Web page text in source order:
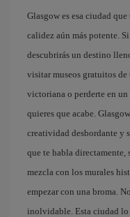
Glasgow es esa ciudad
calidez aún más potente.
descubrirás un destino
visitar museos gratuitos
victoriana o perderte en
quieres que acabe.
creatividad desbordante y
que te habla
mezcla con los murales
empezar con una broma.
inolvidable. Esta ciudad